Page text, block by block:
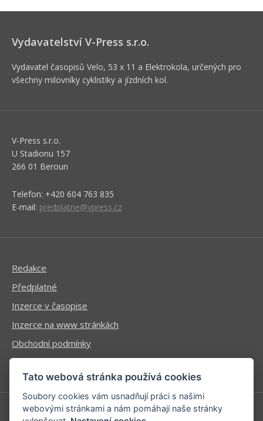
Vydavatelství V-Press s.r.o.
Vydavatel časopisů Velo, 53 x 11 a Elektrokola, určených pro
všechny milovníky cyklistiky a jízdních kol.
V-Press s.r.o.
U Stadionu 157
266 01 Beroun
Telefon: +420 604 763 835
E-mail: predplatne@vpress.cz
Redakce
Předplatné
Inzerce v časopise
Inzerce na www stránkách
Obchodní podmínky
Ochrana osobních údajů
Tato webová stránka používá cookies
Soubory cookies vám usnadňují práci s našimi
webovými stránkami a nám pomáhají naše stránky